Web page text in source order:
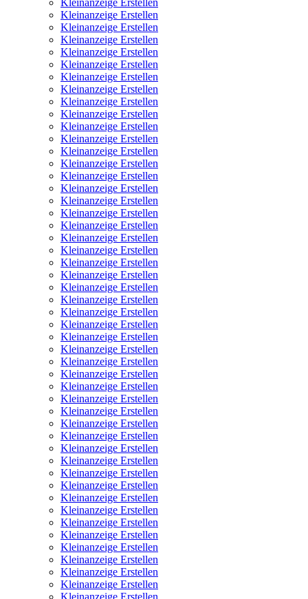
Kleinanzeige Erstellen
Kleinanzeige Erstellen
Kleinanzeige Erstellen
Kleinanzeige Erstellen
Kleinanzeige Erstellen
Kleinanzeige Erstellen
Kleinanzeige Erstellen
Kleinanzeige Erstellen
Kleinanzeige Erstellen
Kleinanzeige Erstellen
Kleinanzeige Erstellen
Kleinanzeige Erstellen
Kleinanzeige Erstellen
Kleinanzeige Erstellen
Kleinanzeige Erstellen
Kleinanzeige Erstellen
Kleinanzeige Erstellen
Kleinanzeige Erstellen
Kleinanzeige Erstellen
Kleinanzeige Erstellen
Kleinanzeige Erstellen
Kleinanzeige Erstellen
Kleinanzeige Erstellen
Kleinanzeige Erstellen
Kleinanzeige Erstellen
Kleinanzeige Erstellen
Kleinanzeige Erstellen
Kleinanzeige Erstellen
Kleinanzeige Erstellen
Kleinanzeige Erstellen
Kleinanzeige Erstellen
Kleinanzeige Erstellen
Kleinanzeige Erstellen
Kleinanzeige Erstellen
Kleinanzeige Erstellen
Kleinanzeige Erstellen
Kleinanzeige Erstellen
Kleinanzeige Erstellen
Kleinanzeige Erstellen
Kleinanzeige Erstellen
Kleinanzeige Erstellen
Kleinanzeige Erstellen
Kleinanzeige Erstellen
Kleinanzeige Erstellen
Kleinanzeige Erstellen
Kleinanzeige Erstellen
Kleinanzeige Erstellen
Kleinanzeige Erstellen